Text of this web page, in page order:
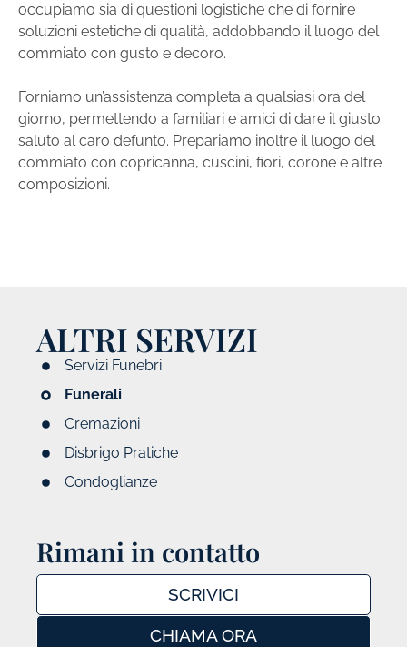
ALTRI SERVIZI
Servizi Funebri
Funerali
Cremazioni
Disbrigo Pratiche
Condoglianze
Rimani in contatto
CHIAMA ORA
SCRIVICI
occupiamo sia di questioni logistiche che di fornire
soluzioni estetiche di qualità, addobbando il luogo del
commiato con gusto e decoro.
Forniamo un’assistenza completa a qualsiasi ora del
giorno, permettendo a familiari e amici di dare il giusto
saluto al caro defunto. Prepariamo inoltre il luogo del
commiato con copricanna, cuscini, fiori, corone e altre
composizioni.